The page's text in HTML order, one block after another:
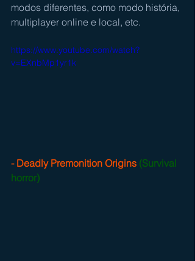
modos diferentes, como modo história,
multiplayer online e local, etc.
https://www.youtube.com/watch?
v=EXnbMp1yr1k
- Deadly Premonition Origins (Survival
horror)